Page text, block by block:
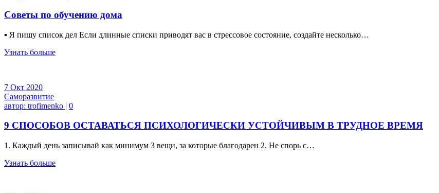
Советы по обучению дома
▪ Я пишу список дел Если длинные списки приводят вас в стрессовое состояние, создайте несколько…
Узнать больше
7 Окт 2020
Саморазвитие
автор: trofimenko | 0
9 СПОСОБОВ ОСТАВАТЬСЯ ПСИХОЛОГИЧЕСКИ УСТОЙЧИВЫМ В ТРУДНОЕ ВРЕМЯ
1. Каждый день записывай как минимум 3 вещи, за которые благодарен 2. Не спорь с…
Узнать больше